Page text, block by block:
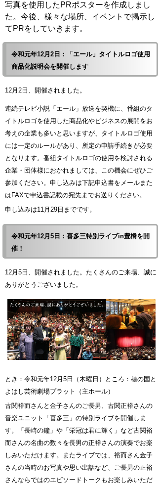
写真を使用したPRポスターを作成しまし
た。今後、様々な場所、イベントで掲示し
てPRをしていきます。
令和元年12月2日：「エール」タイトルロゴ使用
商品化説明会を開催します
12月2日、開催されました。
連続テレビ小説「エール」放送を契機に、番組のタ
イトルロゴを使用した商品化やビジネスの展開をお
考えの企業も多いと思いますが、タイトルロゴ使用
には一定のルールがあり、所定の申請手続きが必要
となります。番組タイトルロゴの使用を検討される
企業・団体様におかれましては、この機会にぜひご
参加ください。申し込みは下記申込書をメールまた
はFAXで申込書記載の宛先までお送りください。
申し込みは11月29日までです。
令和元年12月5日：喜多三特別ライブin豊橋を開
催！
12月5日、開催されました。たくさんのご来場、誠に
ありがとうございました。
とき：令和元年12月5日（木曜日）ところ：穂の国と
よはし芸術劇場プラット（主ホール）
古関裕而さんと金子さんのご長男、古関正裕さんの
音楽ユニット「喜多三」の特別ライブを開催しま
す。「長崎の鐘」や「栄冠は君に輝く」など古関裕
而さんの名曲の数々を長男の正裕さんの演奏でお楽
しみいただけます。またライブでは、裕而さん金子
さんの当時のお写真や思い出話など、ご長男の正裕
さんならではのエピソードトークもお楽しみいただ